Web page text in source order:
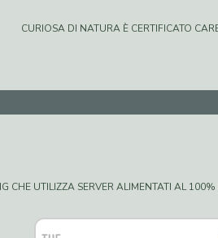
CURIOSA DI NATURA È CERTIFICATO
CHE UTILIZZA SERVER ALIMENTATI AL